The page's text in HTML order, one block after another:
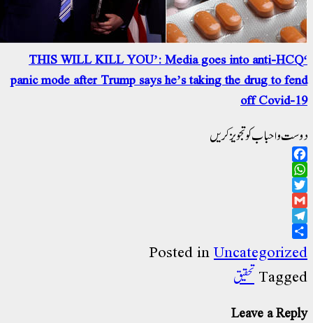
‘THIS WILL KILL YOU’: Media goes into anti-
panic mode after Trump says he’s taking the drug to
off Covid-
و احباب کو تجویز کریں
Posted in
تحقیق
Leave a